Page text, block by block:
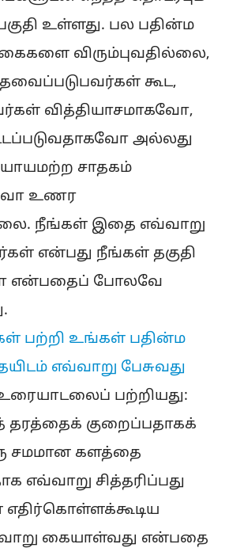
உள்ளது. பல பதின்ம
விரும்புவதில்லை,
கூட,
வித்தியாசமாகவோ,
அல்லது
சாதகம்
உணர
நீங்கள் இதை எவ்வாறு
என்பது நீங்கள் தகுதி
என்பதைப் போலவே
பற்றி உங்கள் பதின்ம
எவ்வாறு பேசுவது
பற்றியது:
குறைப்பதாகக்
சமமான களத்தை
எவ்வாறு சித்தரிப்பது
கையாள்வது என்பதை